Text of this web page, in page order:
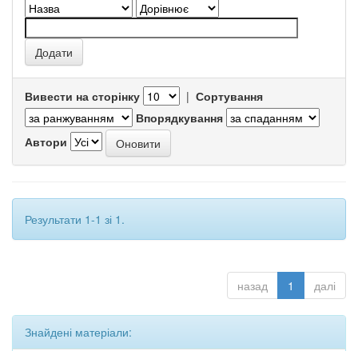
Вивести на сторінку | Сортування
Впорядкування
Автори
Результати 1-1 зі 1.
назад 1 далі
Знайдені матеріали: